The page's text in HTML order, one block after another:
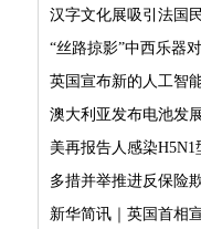
汉字文化展吸引法国
“丝路掠影”中西乐器
英国宣布新的人工智
澳大利亚发布电池发
美再报告人感染H5N1
多措并举推进反保险
新华简讯｜英国首相